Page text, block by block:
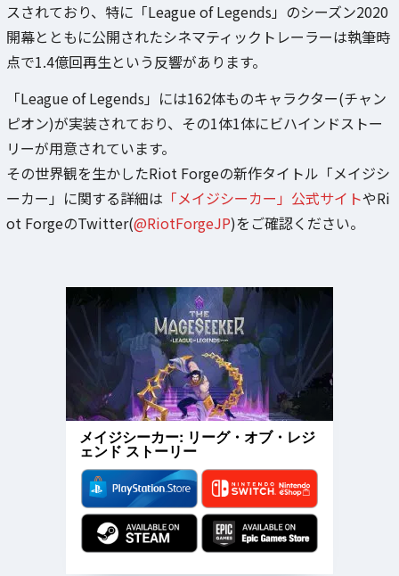
スされており、特に「League of Legends」のシーズン2020
開幕とともに公開されたシネマティックトレーラーは執筆時
点で1.4億回再生という反響があります。
「League of Legends」には162体ものキャラクター(チャン
ピオン)が実装されており、その1体1体にビハインドストー
リーが用意されています。
その世界観を生かしたRiot Forgeの新作タイトル「メイジシ
ーカー」に関する詳細は 「メイジシーカー」公式サイトやRi
ot ForgeのTwitter(@RiotForgeJP)をご確認ください。
メイジシーカー: リーグ・オブ・レジ
ェンド ストーリー